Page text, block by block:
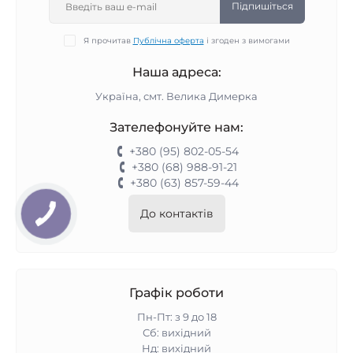
Підпишіться
Я прочитав Публічна оферта і згоден з вимогами
Наша адреса:
Україна, смт. Велика Димерка
Зателефонуйте нам:
+380 (95) 802-05-54
+380 (68) 988-91-21
+380 (63) 857-59-44
До контактів
Графік роботи
Пн-Пт: з 9 до 18
Сб: вихідний
Нд: вихідний